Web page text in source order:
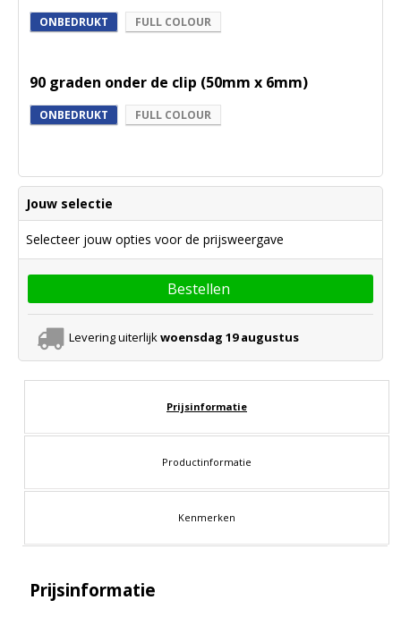
ONBEDRUKT FULL COLOUR
90 graden onder de clip (50mm x 6mm)
ONBEDRUKT FULL COLOUR
Jouw selectie
Selecteer jouw opties voor de prijsweergave
Bestellen
Levering uiterlijkwoensdag 19 augustus
Prijsinformatie
Productinformatie
Kenmerken
Prijsinformatie